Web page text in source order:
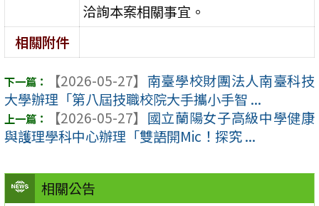
相關公告
洽詢本案相關事宜。
相關附件
【2026-05-27】 南臺學校財團法人南臺科技
大學辦理「第八屆技職校院大手攜小手智 ...
【2026-05-27】 國立蘭陽女子高級中學健康
與護理學科中心辦理「雙語開Mic！探究 ...